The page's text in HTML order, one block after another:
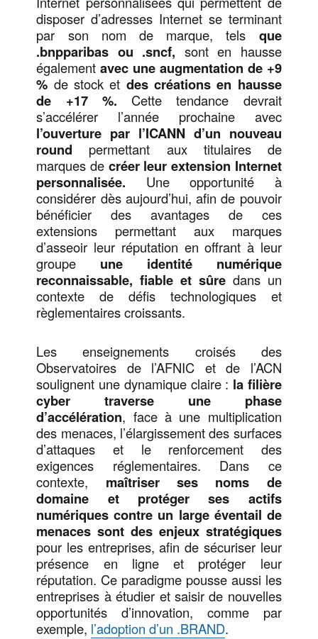
disposer d’adresses Internet se terminant
par son nom de marque, tels que
.bnpparibas ou .sncf, sont en hausse
égalementavec une augmentation de +9
% de stock et des créations en hausse
de +17 %. Cette tendance devrait
s’accélérer l’année prochaine avec
l’ouverture par l’ICANN d’un nouveau
round permettant aux titulaires de
marques de créer leur extension Internet
personnalisée. Une opportunité à
considérer dès aujourd’hui, afin de pouvoir
bénéficier des avantages de ces
extensions permettant aux marques
d’asseoir leur réputation en offrant à leur
groupe une identité numérique
reconnaissable, fiable et sûredans un
contexte de défis technologiques et
règlementaires croissants.
Les enseignements croisés des
Observatoires de l’AFNIC et de l’ACN
soulignent une dynamique claire : la filière
cyber traverse une phase
d’accélération, face à une multiplication
des menaces, l’élargissement des surfaces
d’attaques et le renforcement des
exigences réglementaires. Dans ce
contexte, maîtriser ses noms de
domaine et protéger ses actifs
numériques contre un large éventail de
menaces sont des enjeux stratégiques
pour les entreprises, afin de sécuriser leur
présence en ligne et protéger leur
réputation. Ce paradigme pousse aussi les
entreprises à étudier et saisir de nouvelles
opportunités d’innovation, comme par
exemple, l’adoption d’un .BRAND.